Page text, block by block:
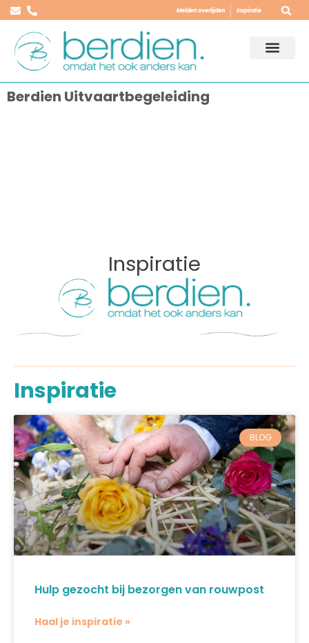
Melden overlijden Inspiratie
Berdien Uitvaartbegeleiding
Inspiratie
Inspiratie
BLOG
Hulp gezocht bij bezorgen van rouwpost
Haal je inspiratie »